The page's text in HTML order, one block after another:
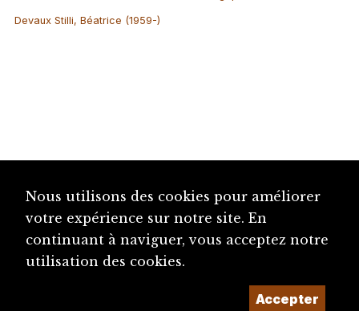
Devaux Stilli, Béatrice (1959-)
Nous utilisons des cookies pour améliorer
votre expérience sur notre site. En
continuant à naviguer, vous acceptez notre
utilisation des cookies.
Accepter